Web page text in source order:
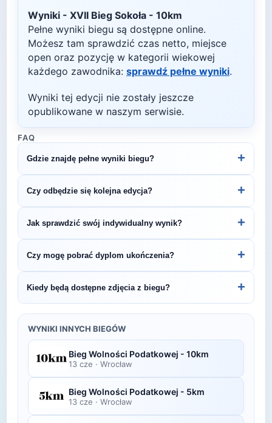
Wyniki - XVII Bieg Sokoła - 10km
Pełne wyniki biegu są dostępne online.
Możesz tam sprawdzić czas netto, miejsce
open oraz pozycję w kategorii wiekowej
każdego zawodnika: sprawdź pełne wyniki.
Wyniki tej edycji nie zostały jeszcze
opublikowane w naszym serwisie.
FAQ
Gdzie znajdę pełne wyniki biegu? +
stronie internetowej lub na platformach takich jak
LiveTracking, RunnerSpace czy MarathonSport.
Czy odbędzie się kolejna edycja? +
Śledź stronę organizatora lub ZawodyBiegowe.pl,
by być na bieżąco z datą kolejnej edycji XVII Bieg
Sokoła - 10km.
Jak sprawdzić swój indywidualny wynik? +
organizatora lub platformie pomiarowej podanej na
bibie startowym. Wyniki zawierają czas brutto i
netto, a często też pozycję wśród wszystkich
uczestników i w kategorii wiekowej.
Czy mogę pobrać dyplom ukończenia? +
elektroniczne dyplomy do pobrania ze strony
organizatora po opublikowaniu oficjalnych
Kiedy będą dostępne zdjęcia z biegu? +
w ciągu kilku dni po zawodach na swojej stronie
lub fanpage'u na Facebooku.
WYNIKI INNYCH BIEGÓW
Bieg Wolności Podatkowej - 10km
13 cze · Wrocław
Bieg Wolności Podatkowej - 5km
13 cze · Wrocław